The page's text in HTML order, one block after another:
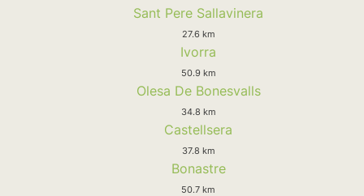
Sant Pere Sallavinera
27.6 km
Ivorra
50.9 km
Olesa De Bonesvalls
34.8 km
Castellsera
37.8 km
Bonastre
50.7 km